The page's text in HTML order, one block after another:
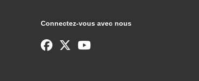
Connectez-vous avec nous